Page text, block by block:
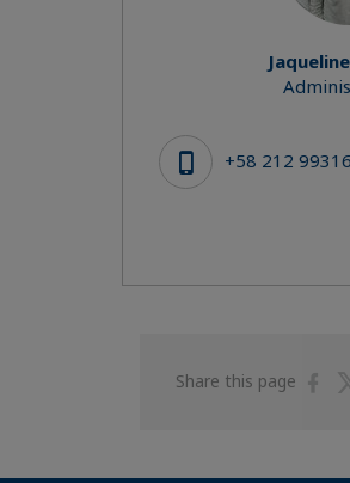
+58 212
Share this page